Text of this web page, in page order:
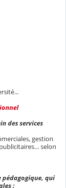
des services
gestion
selon
pédagogique, qui
: